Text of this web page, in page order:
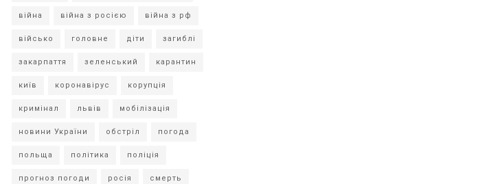
війна війна з росією війна з рф
військо головне діти загиблі
закарпаття зеленський карантин
київ коронавірус корупція
кримінал львів мобілізація
новини України обстріл погода
польща політика поліція
прогноз погоди росія смерть